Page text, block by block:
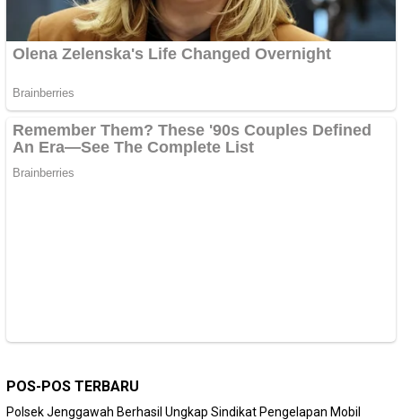
POS-POS TERBARU
Polsek Jenggawah Berhasil Ungkap Sindikat Pengelapan Mobil